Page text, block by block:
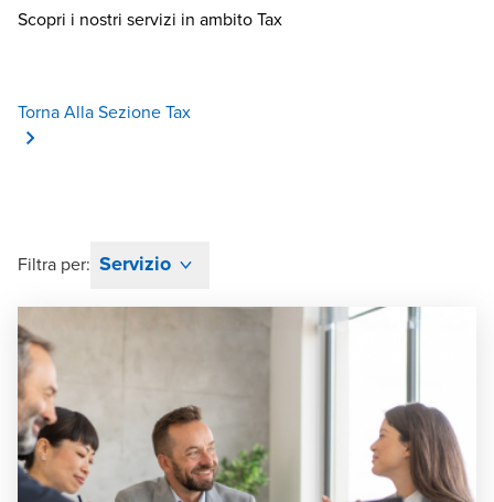
Scopri i nostri servizi in ambito TaxOpens in a new window/
Torna Alla Sezione Tax
Filtra per: Servizio